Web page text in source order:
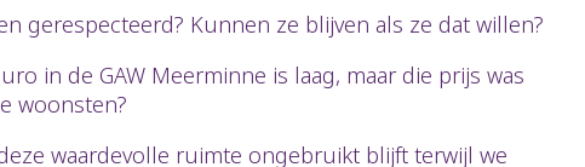
gerespecteerd? Kunnen ze blijven als ze dat willen?
in de GAW Meerminne is laag, maar die prijs was
woonsten?
waardevolle ruimte ongebruikt blijft terwijl we